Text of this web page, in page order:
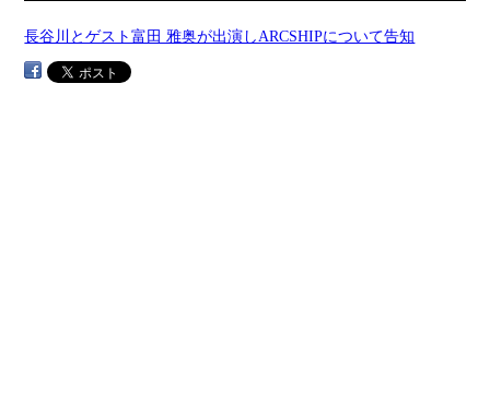
長谷川とゲスト富田 雅奥が出演しARCSHIPについて告知